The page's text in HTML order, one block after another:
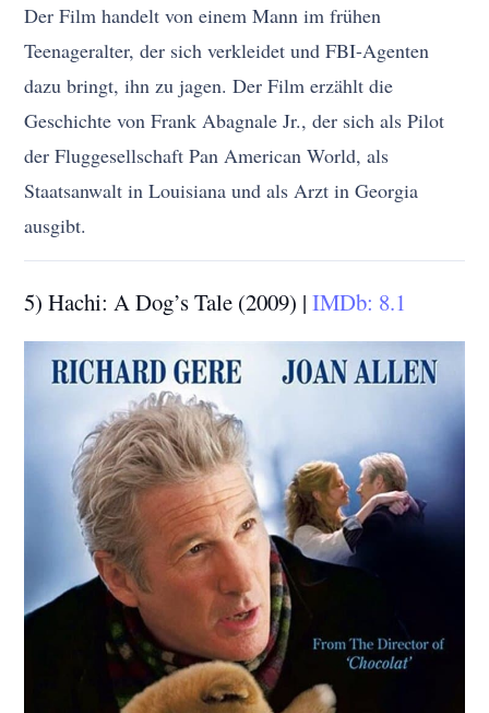
Der Film handelt von einem Mann im frühen
Teenageralter, der sich verkleidet und FBI-Agenten
dazu bringt, ihn zu jagen. Der Film erzählt die
Geschichte von Frank Abagnale Jr., der sich als Pilot
der Fluggesellschaft Pan American World, als
Staatsanwalt in Louisiana und als Arzt in Georgia
ausgibt.
5) Hachi: A Dog’s Tale (2009) |IMDb: 8.1